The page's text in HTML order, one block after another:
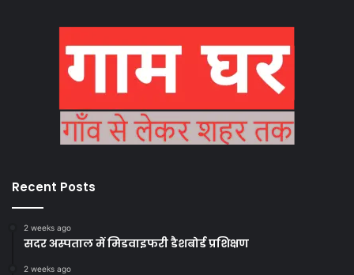
Recent Posts
2 weeks ago
सदर अस्पताल में मिडवाइफरी डैशबोर्ड प्रशिक्षण
2 weeks ago